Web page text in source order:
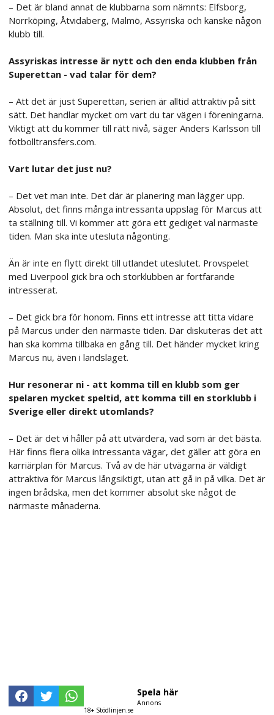
– Det är bland annat de klubbarna som nämnts: Elfsborg,
Norrköping, Åtvidaberg, Malmö, Assyriska och kanske någon
klubb till.
Assyriskas intresse är nytt och den enda klubben från
Superettan - vad talar för dem?
– Att det är just Superettan, serien är alltid attraktiv på sitt
sätt. Det handlar mycket om vart du tar vägen i föreningarna.
Viktigt att du kommer till rätt nivå, säger Anders Karlsson till
fotbolltransfers.com.
Vart lutar det just nu?
– Det vet man inte. Det där är planering man lägger upp.
Absolut, det finns många intressanta uppslag för Marcus att
ta ställning till. Vi kommer att göra ett gediget val närmaste
tiden. Man ska inte utesluta någonting.
Än är inte en flytt direkt till utlandet uteslutet. Provspelet
med Liverpool gick bra och storklubben är fortfarande
intresserat.
– Det gick bra för honom. Finns ett intresse att titta vidare
på Marcus under den närmaste tiden. Där diskuteras det att
han ska komma tillbaka en gång till. Det händer mycket kring
Marcus nu, även i landslaget.
Hur resonerar ni - att komma till en klubb som ger
spelaren mycket speltid, att komma till en storklubb i
Sverige eller direkt utomlands?
– Det är det vi håller på att utvärdera, vad som är det bästa.
Här finns flera olika intressanta vägar, det gäller att göra en
karriärplan för Marcus. Två av de här utvägarna är väldigt
attraktiva för Marcus långsiktigt, utan att gå in på vilka. Det är
ingen brådska, men det kommer absolut ske något de
närmaste månaderna.
18+ Stödlinjen.se
Spela här
Annons